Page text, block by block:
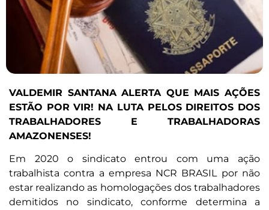
VALDEMIR SANTANA ALERTA QUE MAIS AÇÕES
ESTÃO POR VIR! NA LUTA PELOS DIREITOS DOS
TRABALHADORES E TRABALHADORAS
AMAZONENSES!
Em 2020 o sindicato entrou com uma ação
trabalhista contra a empresa NCR BRASIL por não
estar realizando as homologações dos trabalhadores
demitidos no sindicato, conforme determina a